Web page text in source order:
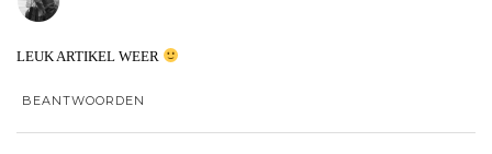
LEUK ARTIKEL WEER
BEANTWOORDEN